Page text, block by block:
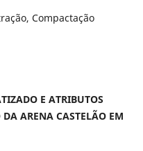
Compactação
E ATRIBUTOS
ARENA CASTELÃO EM